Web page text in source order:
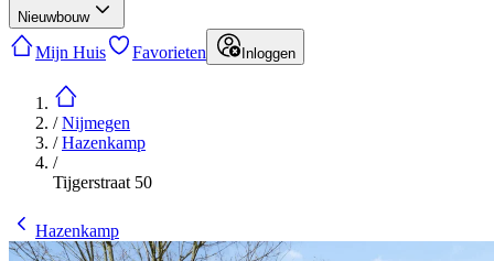
Nieuwbouw
Mijn Huis Favorieten Inloggen
/Nijmegen
/Hazenkamp
/
Tijgerstraat 50
Hazenkamp